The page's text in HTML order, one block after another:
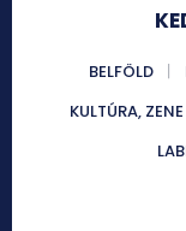
BELFÖLD
KULTÚRA,